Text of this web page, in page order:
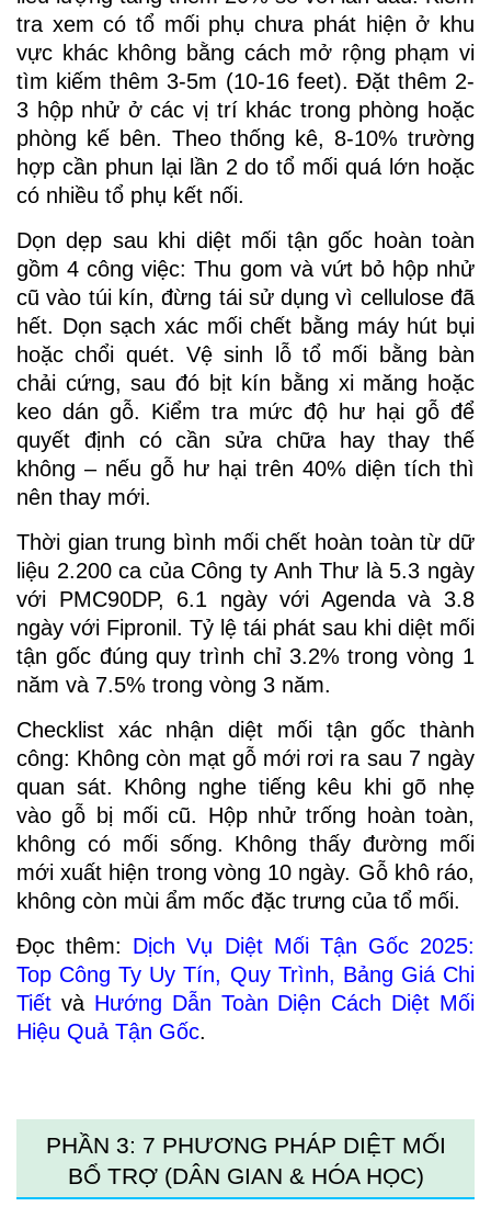
tra xem có tổ mối phụ chưa phát hiện ở khu
vực khác không bằng cách mở rộng phạm vi
tìm kiếm thêm 3-5m (10-16 feet). Đặt thêm 2-
3 hộp nhử ở các vị trí khác trong phòng hoặc
phòng kế bên. Theo thống kê, 8-10% trường
hợp cần phun lại lần 2 do tổ mối quá lớn hoặc
có nhiều tổ phụ kết nối.
Dọn dẹp sau khi diệt mối tận gốc hoàn toàn
gồm 4 công việc: Thu gom và vứt bỏ hộp nhử
cũ vào túi kín, đừng tái sử dụng vì cellulose đã
hết. Dọn sạch xác mối chết bằng máy hút bụi
hoặc chổi quét. Vệ sinh lỗ tổ mối bằng bàn
chải cứng, sau đó bịt kín bằng xi măng hoặc
keo dán gỗ. Kiểm tra mức độ hư hại gỗ để
quyết định có cần sửa chữa hay thay thế
không – nếu gỗ hư hại trên 40% diện tích thì
nên thay mới.
Thời gian trung bình mối chết hoàn toàn từ dữ
liệu 2.200 ca của Công ty Anh Thư là 5.3 ngày
với PMC90DP, 6.1 ngày với Agenda và 3.8
ngày với Fipronil. Tỷ lệ tái phát sau khi diệt mối
tận gốc đúng quy trình chỉ 3.2% trong vòng 1
năm và 7.5% trong vòng 3 năm.
Checklist xác nhận diệt mối tận gốc thành
công: Không còn mạt gỗ mới rơi ra sau 7 ngày
quan sát. Không nghe tiếng kêu khi gõ nhẹ
vào gỗ bị mối cũ. Hộp nhử trống hoàn toàn,
không có mối sống. Không thấy đường mối
mới xuất hiện trong vòng 10 ngày. Gỗ khô ráo,
không còn mùi ẩm mốc đặc trưng của tổ mối.
Đọc thêm: Dịch Vụ Diệt Mối Tận Gốc 2025:
Top Công Ty Uy Tín, Quy Trình, Bảng Giá Chi
Tiết và Hướng Dẫn Toàn Diện Cách Diệt Mối
Hiệu Quả Tận Gốc.
PHẦN 3: 7 PHƯƠNG PHÁP DIỆT MỐI
BỔ TRỢ (DÂN GIAN & HÓA HỌC)